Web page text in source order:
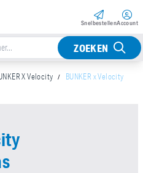
Snel­bestellenAccount
ZOEKEN
X Velocity
BUNKER x Velocity